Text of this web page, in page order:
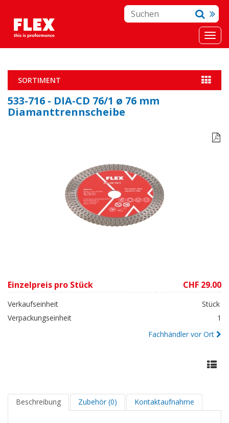
SORTIMENT
533-716 - DIA-CD 76/1 ø 76 mm
Diamanttrennscheibe

Einzelpreis pro Stück CHF 29.00
Verkaufseinheit
Stück
Verpackungseinheit
1
Fachhändler vor Ort
Beschreibung Zubehör (0) Kontaktaufnahme